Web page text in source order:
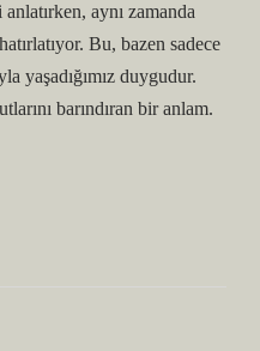
aynı zamanda
Bu, bazen sadece
yaşadığımız duygudur.
barındıran bir anlam.